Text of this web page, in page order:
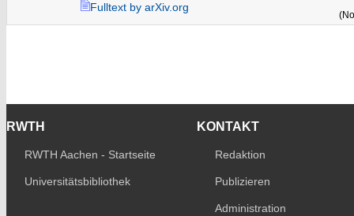
Fulltext by arXiv.org
RWTH
RWTH Aachen - Startseite
Universitätsbibliothek
KONTAKT
Redaktion
Publizieren
Administration